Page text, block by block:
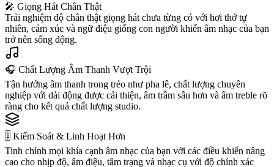
🎤 Giọng Hát Chân Thật
Trải nghiệm độ chân thật giọng hát chưa từng có với hơi thở tự
nhiên, cảm xúc và ngữ điệu giống con người khiến âm nhạc của bạn
trở nên sống động.
🎧 Chất Lượng Âm Thanh Vượt Trội
Tận hưởng âm thanh trong trẻo như pha lê, chất lượng chuyên
nghiệp với dải động được cải thiện, âm trầm sâu hơn và âm treble rõ
ràng cho kết quả chất lượng studio.
🎚️ Kiểm Soát & Linh Hoạt Hơn
Tinh chỉnh mọi khía cạnh âm nhạc của bạn với các điều khiển nâng
cao cho nhịp độ, âm điệu, tâm trạng và nhạc cụ với độ chính xác